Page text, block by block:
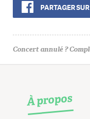
PARTAGER
Concert annulé ?
À propos